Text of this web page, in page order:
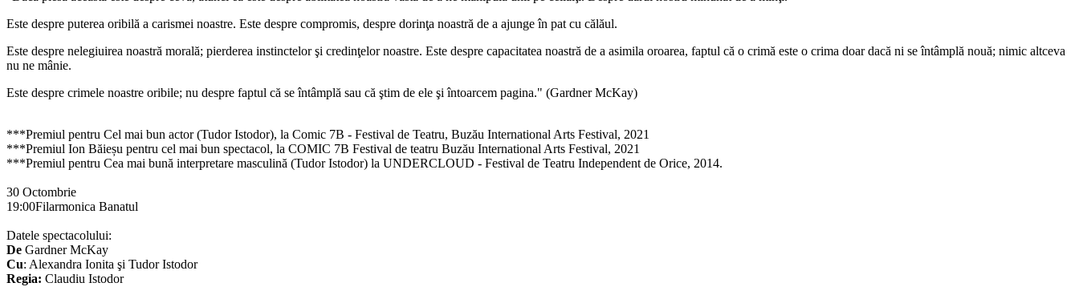
Este despre puterea oribilă a carismei noastre. Este despre compromis, despre dorinţa noastră de a ajunge în pat cu călăul.
Este despre nelegiuirea noastră morală; pierderea instinctelor şi credinţelor noastre. Este despre capacitatea noastră de a asimila oroarea, faptul că o crimă este o crima doar dacă ni se întâmplă nouă; nimic altceva
nu ne mânie.
Este despre crimele noastre oribile; nu despre faptul că se întâmplă sau că ştim de ele şi întoarcem pagina." (Gardner McKay)
***Premiul pentru Cel mai bun actor (Tudor Istodor), la Comic 7B - Festival de Teatru, Buzău International Arts Festival, 2021
***Premiul Ion Băieșu pentru cel mai bun spectacol, la COMIC 7B Festival de teatru Buzău International Arts Festival, 2021
***Premiul pentru Cea mai bună interpretare masculină (Tudor Istodor) la UNDERCLOUD - Festival de Teatru Independent de Orice, 2014.
30 Octombrie
19:00Filarmonica Banatul
Datele spectacolului:
De Gardner McKay
Cu: Alexandra Ionita şi Tudor Istodor
Regia: Claudiu Istodor